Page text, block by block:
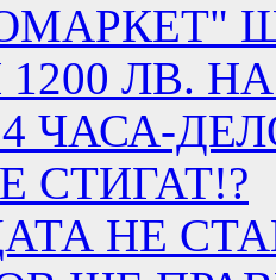
ЛВ.
ЧАСА-
СТИГАТ!?
НЕ